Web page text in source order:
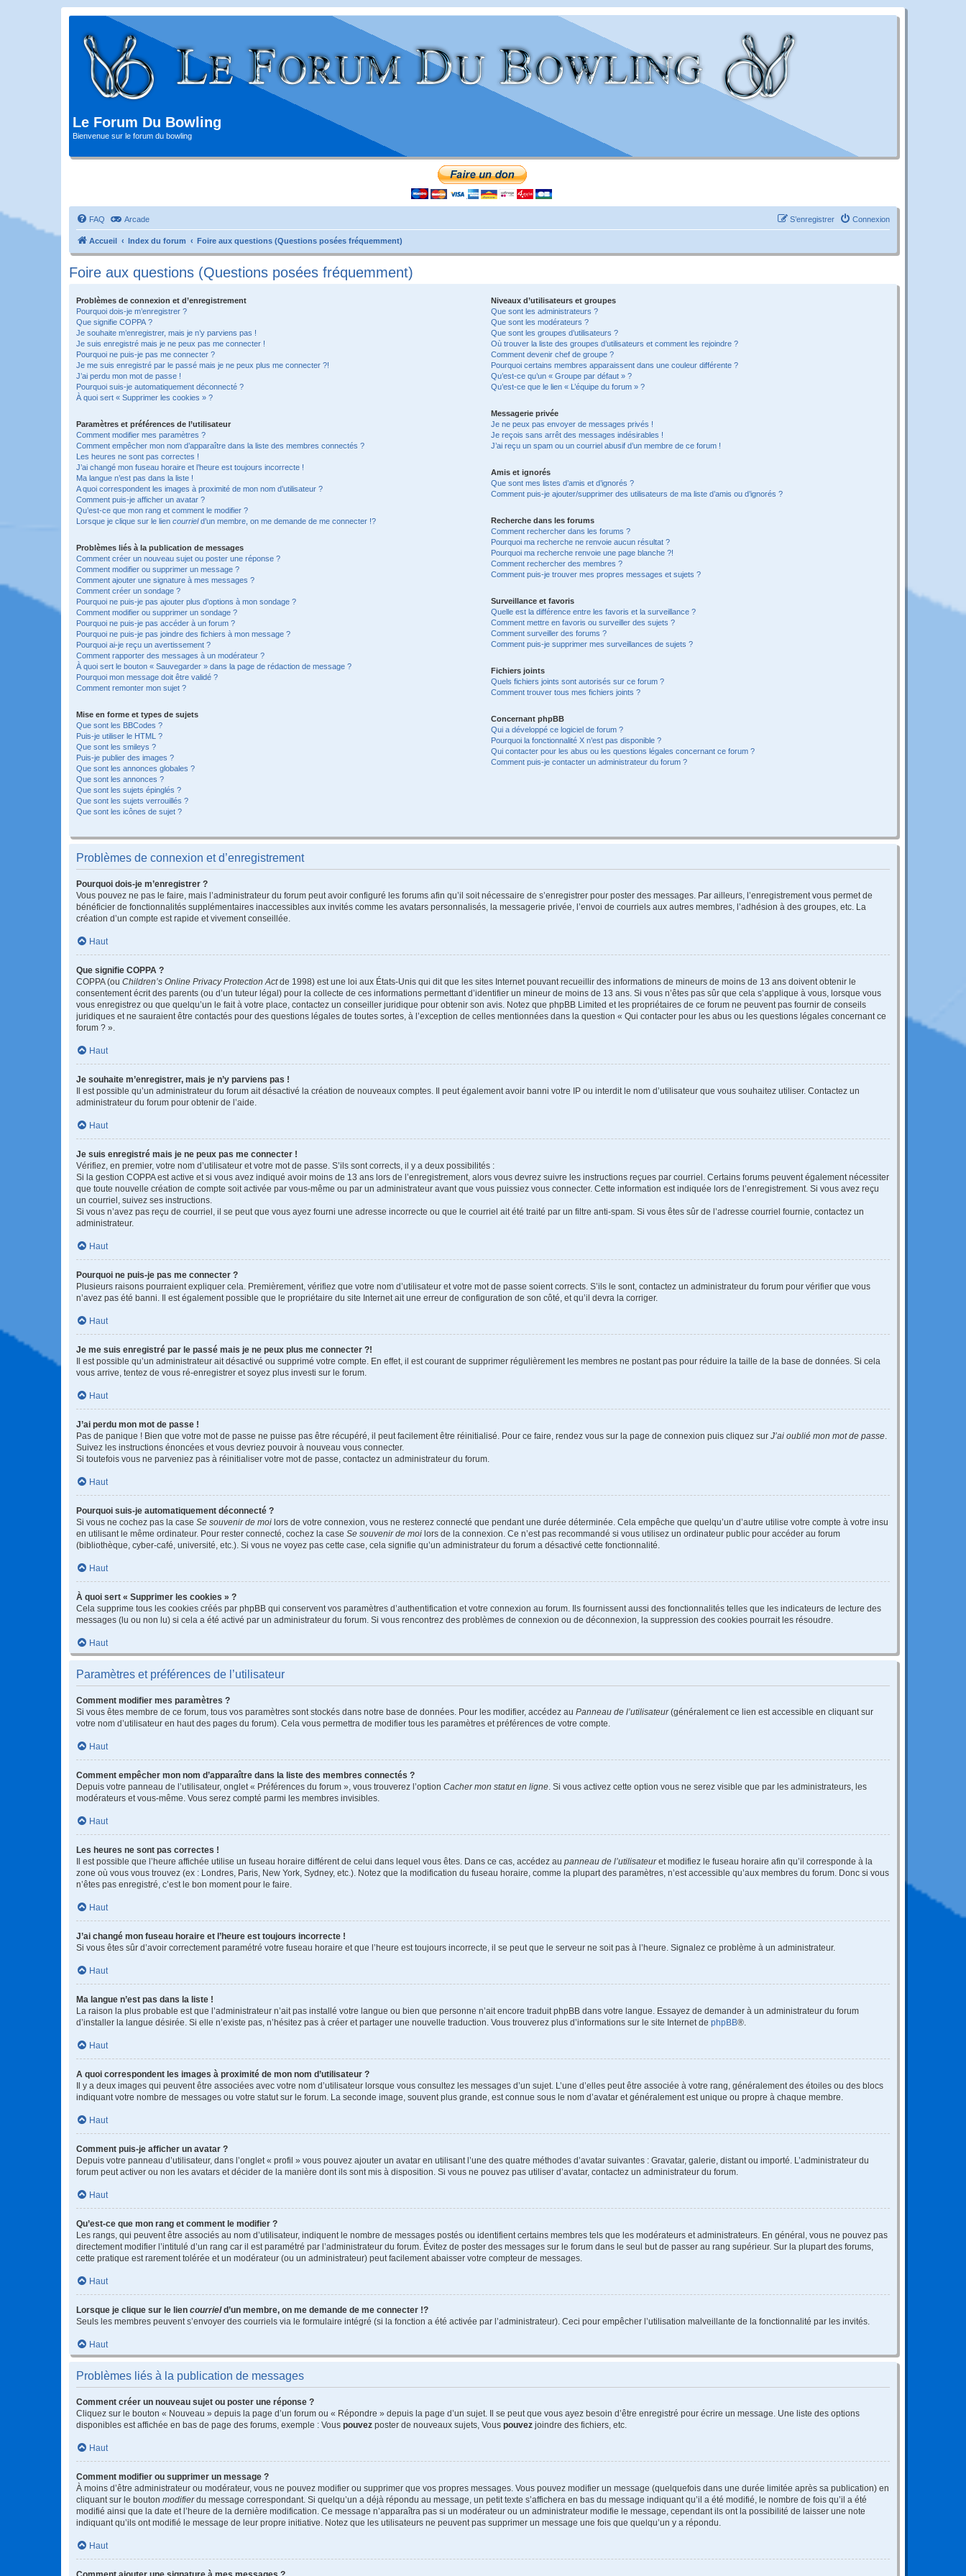
Le Forum Du Bowling
Bienvenue sur le forum du bowling
FAQ Arcade Connexion
S’enregistrer
Accueil Index du forum Foire aux questions (Questions posées fréquemment)
Foire aux questions (Questions posées fréquemment)
Problèmes de connexion et d’enregistrement
Pourquoi dois-je m’enregistrer ?
Que signifie COPPA ?
Je souhaite m’enregistrer, mais je n’y parviens pas !
Je suis enregistré mais je ne peux pas me connecter !
Pourquoi ne puis-je pas me connecter ?
Je me suis enregistré par le passé mais je ne peux plus me connecter ?!
J’ai perdu mon mot de passe !
Pourquoi suis-je automatiquement déconnecté ?
À quoi sert « Supprimer les cookies » ?
Paramètres et préférences de l’utilisateur
Comment modifier mes paramètres ?
Comment empêcher mon nom d’apparaître dans la liste des membres connectés ?
Les heures ne sont pas correctes !
J’ai changé mon fuseau horaire et l’heure est toujours incorrecte !
Ma langue n’est pas dans la liste !
A quoi correspondent les images à proximité de mon nom d’utilisateur ?
Comment puis-je afficher un avatar ?
Qu’est-ce que mon rang et comment le modifier ?
Lorsque je clique sur le lien courrield’un membre, on me demande de me connecter !?
Problèmes liés à la publication de messages
Comment créer un nouveau sujet ou poster une réponse ?
Comment modifier ou supprimer un message ?
Comment ajouter une signature à mes messages ?
Comment créer un sondage ?
Pourquoi ne puis-je pas ajouter plus d’options à mon sondage ?
Comment modifier ou supprimer un sondage ?
Pourquoi ne puis-je pas accéder à un forum ?
Pourquoi ne puis-je pas joindre des fichiers à mon message ?
Pourquoi ai-je reçu un avertissement ?
Comment rapporter des messages à un modérateur ?
À quoi sert le bouton « Sauvegarder » dans la page de rédaction de message ?
Pourquoi mon message doit être validé ?
Comment remonter mon sujet ?
Mise en forme et types de sujets
Que sont les BBCodes ?
Puis-je utiliser le HTML ?
Que sont les smileys ?
Puis-je publier des images ?
Que sont les annonces globales ?
Que sont les annonces ?
Que sont les sujets épinglés ?
Que sont les sujets verrouillés ?
Que sont les icônes de sujet ?
Niveaux d’utilisateurs et groupes
Que sont les administrateurs ?
Que sont les modérateurs ?
Que sont les groupes d’utilisateurs ?
Où trouver la liste des groupes d’utilisateurs et comment les rejoindre ?
Comment devenir chef de groupe ?
Pourquoi certains membres apparaissent dans une couleur différente ?
Qu’est-ce qu’un « Groupe par défaut » ?
Qu’est-ce que le lien « L’équipe du forum » ?
Messagerie privée
Je ne peux pas envoyer de messages privés !
Je reçois sans arrêt des messages indésirables !
J’ai reçu un spam ou un courriel abusif d’un membre de ce forum !
Amis et ignorés
Que sont mes listes d’amis et d’ignorés ?
Comment puis-je ajouter/supprimer des utilisateurs de ma liste d’amis ou d’ignorés ?
Recherche dans les forums
Comment rechercher dans les forums ?
Pourquoi ma recherche ne renvoie aucun résultat ?
Pourquoi ma recherche renvoie une page blanche ?!
Comment rechercher des membres ?
Comment puis-je trouver mes propres messages et sujets ?
Surveillance et favoris
Quelle est la différence entre les favoris et la surveillance ?
Comment mettre en favoris ou surveiller des sujets ?
Comment surveiller des forums ?
Comment puis-je supprimer mes surveillances de sujets ?
Fichiers joints
Quels fichiers joints sont autorisés sur ce forum ?
Comment trouver tous mes fichiers joints ?
Concernant phpBB
Qui a développé ce logiciel de forum ?
Pourquoi la fonctionnalité X n’est pas disponible ?
Qui contacter pour les abus ou les questions légales concernant ce forum ?
Comment puis-je contacter un administrateur du forum ?
Problèmes de connexion et d’enregistrement
Pourquoi dois-je m’enregistrer ?
Vous pouvez ne pas le faire, mais l’administrateur du forum peut avoir configuré les forums afin qu’il soit nécessaire de s’enregistrer pour poster des messages. Par ailleurs, l’enregistrement vous permet de
bénéficier de fonctionnalités supplémentaires inaccessibles aux invités comme les avatars personnalisés, la messagerie privée, l’envoi de courriels aux autres membres, l’adhésion à des groupes, etc. La
création d’un compte est rapide et vivement conseillée.
Haut
Que signifie COPPA ?
COPPA (ou Children’s Online Privacy Protection Actde 1998) est une loi aux États-Unis qui dit que les sites Internet pouvant recueillir des informations de mineurs de moins de 13 ans doivent obtenir le
consentement écrit des parents (ou d’un tuteur légal) pour la collecte de ces informations permettant d’identifier un mineur de moins de 13 ans. Si vous n’êtes pas sûr que cela s’applique à vous, lorsque vous
vous enregistrez ou que quelqu’un le fait à votre place, contactez un conseiller juridique pour obtenir son avis. Notez que phpBB Limited et les propriétaires de ce forum ne peuvent pas fournir de conseils
juridiques et ne sauraient être contactés pour des questions légales de toutes sortes, à l’exception de celles mentionnées dans la question « Qui contacter pour les abus ou les questions légales concernant ce
forum ? ».
Haut
Je souhaite m’enregistrer, mais je n’y parviens pas !
Il est possible qu’un administrateur du forum ait désactivé la création de nouveaux comptes. Il peut également avoir banni votre IP ou interdit le nom d’utilisateur que vous souhaitez utiliser. Contactez un
administrateur du forum pour obtenir de l’aide.
Haut
Je suis enregistré mais je ne peux pas me connecter !
Vérifiez, en premier, votre nom d’utilisateur et votre mot de passe. S’ils sont corrects, il y a deux possibilités :
Si la gestion COPPA est active et si vous avez indiqué avoir moins de 13 ans lors de l’enregistrement, alors vous devrez suivre les instructions reçues par courriel. Certains forums peuvent également nécessiter
que toute nouvelle création de compte soit activée par vous-même ou par un administrateur avant que vous puissiez vous connecter. Cette information est indiquée lors de l’enregistrement. Si vous avez reçu
un courriel, suivez ses instructions.
Si vous n’avez pas reçu de courriel, il se peut que vous ayez fourni une adresse incorrecte ou que le courriel ait été traité par un filtre anti-spam. Si vous êtes sûr de l’adresse courriel fournie, contactez un
administrateur.
Haut
Pourquoi ne puis-je pas me connecter ?
Plusieurs raisons pourraient expliquer cela. Premièrement, vérifiez que votre nom d’utilisateur et votre mot de passe soient corrects. S’ils le sont, contactez un administrateur du forum pour vérifier que vous
n’avez pas été banni. Il est également possible que le propriétaire du site Internet ait une erreur de configuration de son côté, et qu’il devra la corriger.
Haut
Je me suis enregistré par le passé mais je ne peux plus me connecter ?!
Il est possible qu’un administrateur ait désactivé ou supprimé votre compte. En effet, il est courant de supprimer régulièrement les membres ne postant pas pour réduire la taille de la base de données. Si cela
vous arrive, tentez de vous ré-enregistrer et soyez plus investi sur le forum.
Haut
J’ai perdu mon mot de passe !
Pas de panique ! Bien que votre mot de passe ne puisse pas être récupéré, il peut facilement être réinitialisé. Pour ce faire, rendez vous sur la page de connexion puis cliquez sur J’ai oublié mon mot de passe
Suivez les instructions énoncées et vous devriez pouvoir à nouveau vous connecter.
Si toutefois vous ne parveniez pas à réinitialiser votre mot de passe, contactez un administrateur du forum.
Haut
Pourquoi suis-je automatiquement déconnecté ?
Si vous ne cochez pas la case Se souvenir de moi lors de votre connexion, vous ne resterez connecté que pendant une durée déterminée. Cela empêche que quelqu’un d’autre utilise votre compte à votre insu
en utilisant le même ordinateur. Pour rester connecté, cochez la case Se souvenir de moi lors de la connexion. Ce n’est pas recommandé si vous utilisez un ordinateur public pour accéder au forum
(bibliothèque, cyber-café, université, etc.). Si vous ne voyez pas cette case, cela signifie qu’un administrateur du forum a désactivé cette fonctionnalité.
Haut
À quoi sert « Supprimer les cookies » ?
Cela supprime tous les cookies créés par phpBB qui conservent vos paramètres d’authentification et votre connexion au forum. Ils fournissent aussi des fonctionnalités telles que les indicateurs de lecture des
messages (lu ou non lu) si cela a été activé par un administrateur du forum. Si vous rencontrez des problèmes de connexion ou de déconnexion, la suppression des cookies pourrait les résoudre.
Haut
Paramètres et préférences de l’utilisateur
Comment modifier mes paramètres ?
Si vous êtes membre de ce forum, tous vos paramètres sont stockés dans notre base de données. Pour les modifier, accédez au Panneau de l’utilisateur(généralement ce lien est accessible en cliquant sur
votre nom d’utilisateur en haut des pages du forum). Cela vous permettra de modifier tous les paramètres et préférences de votre compte.
Haut
Comment empêcher mon nom d’apparaître dans la liste des membres connectés ?
Depuis votre panneau de l’utilisateur, onglet « Préférences du forum », vous trouverez l’option Cacher mon statut en ligne . Si vous activez cette option vous ne serez visible que par les administrateurs, les
modérateurs et vous-même. Vous serez compté parmi les membres invisibles.
Haut
Les heures ne sont pas correctes !
Il est possible que l’heure affichée utilise un fuseau horaire différent de celui dans lequel vous êtes. Dans ce cas, accédez au panneau de l’utilisateuret modifiez le fuseau horaire afin qu’il corresponde à la
zone où vous vous trouvez (ex : Londres, Paris, New York, Sydney, etc.). Notez que la modification du fuseau horaire, comme la plupart des paramètres, n’est accessible qu’aux membres du forum. Donc si vous
n’êtes pas enregistré, c’est le bon moment pour le faire.
Haut
J’ai changé mon fuseau horaire et l’heure est toujours incorrecte !
Si vous êtes sûr d’avoir correctement paramétré votre fuseau horaire et que l’heure est toujours incorrecte, il se peut que le serveur ne soit pas à l’heure. Signalez ce problème à un administrateur.
Haut
Ma langue n’est pas dans la liste !
La raison la plus probable est que l’administrateur n’ait pas installé votre langue ou bien que personne n’ait encore traduit phpBB dans votre langue. Essayez de demander à un administrateur du forum
d’installer la langue désirée. Si elle n’existe pas, n’hésitez pas à créer et partager une nouvelle traduction. Vous trouverez plus d’informations sur le site Internet de phpBB®.
Haut
A quoi correspondent les images à proximité de mon nom d’utilisateur ?
Il y a deux images qui peuvent être associées avec votre nom d’utilisateur lorsque vous consultez les messages d’un sujet. L’une d’elles peut être associée à votre rang, généralement des étoiles ou des blocs
indiquant votre nombre de messages ou votre statut sur le forum. La seconde image, souvent plus grande, est connue sous le nom d’avatar et généralement est unique ou propre à chaque membre.
Haut
Comment puis-je afficher un avatar ?
Depuis votre panneau d’utilisateur, dans l’onglet « profil » vous pouvez ajouter un avatar en utilisant l’une des quatre méthodes d’avatar suivantes : Gravatar, galerie, distant ou importé. L’administrateur du
forum peut activer ou non les avatars et décider de la manière dont ils sont mis à disposition. Si vous ne pouvez pas utiliser d’avatar, contactez un administrateur du forum.
Haut
Qu’est-ce que mon rang et comment le modifier ?
Les rangs, qui peuvent être associés au nom d’utilisateur, indiquent le nombre de messages postés ou identifient certains membres tels que les modérateurs et administrateurs. En général, vous ne pouvez pas
directement modifier l’intitulé d’un rang car il est paramétré par l’administrateur du forum. Évitez de poster des messages sur le forum dans le seul but de passer au rang supérieur. Sur la plupart des forums,
cette pratique est rarement tolérée et un modérateur (ou un administrateur) peut facilement abaisser votre compteur de messages.
Haut
Lorsque je clique sur le lien courrield’un membre, on me demande de me connecter !?
Seuls les membres peuvent s’envoyer des courriels via le formulaire intégré (si la fonction a été activée par l’administrateur). Ceci pour empêcher l’utilisation malveillante de la fonctionnalité par les invités.
Haut
Problèmes liés à la publication de messages
Comment créer un nouveau sujet ou poster une réponse ?
Cliquez sur le bouton « Nouveau » depuis la page d’un forum ou « Répondre » depuis la page d’un sujet. Il se peut que vous ayez besoin d’être enregistré pour écrire un message. Une liste des options
disponibles est affichée en bas de page des forums, exemple : Vous pouvez poster de nouveaux sujets, Vous pouvez joindre des fichiers, etc.
Haut
Comment modifier ou supprimer un message ?
À moins d’être administrateur ou modérateur, vous ne pouvez modifier ou supprimer que vos propres messages. Vous pouvez modifier un message (quelquefois dans une durée limitée après sa publication) en
cliquant sur le bouton modifierdu message correspondant. Si quelqu’un a déjà répondu au message, un petit texte s’affichera en bas du message indiquant qu’il a été modifié, le nombre de fois qu’il a été
modifié ainsi que la date et l’heure de la dernière modification. Ce message n’apparaîtra pas si un modérateur ou un administrateur modifie le message, cependant ils ont la possibilité de laisser une note
indiquant qu’ils ont modifié le message de leur propre initiative. Notez que les utilisateurs ne peuvent pas supprimer un message une fois que quelqu’un y a répondu.
Haut